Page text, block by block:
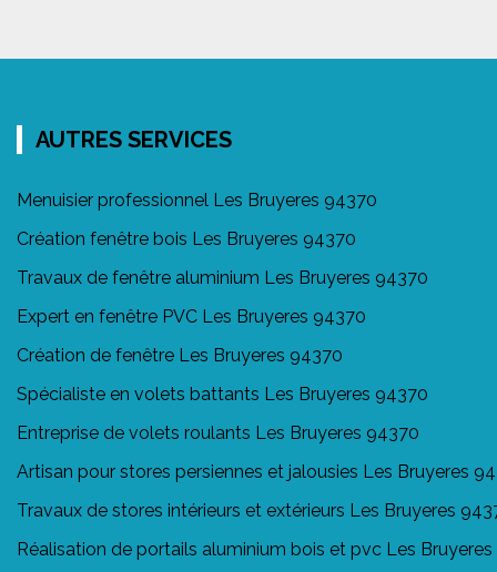
AUTRES SERVICES
Menuisier professionnel Les Bruyeres 94370
Création fenêtre bois Les Bruyeres 94370
Travaux de fenêtre aluminium Les Bruyeres 94370
Expert en fenêtre PVC Les Bruyeres 94370
Création de fenêtre Les Bruyeres 94370
Spécialiste en volets battants Les Bruyeres 94370
Entreprise de volets roulants Les Bruyeres 94370
Artisan pour stores persiennes et jalousies Les Bruyeres
Travaux de stores intérieurs et extérieurs Les Bruyeres
Réalisation de portails aluminium bois et pvc Les